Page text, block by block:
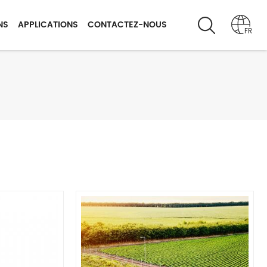
APPLICATIONS CONTACTEZ-NOUS FR